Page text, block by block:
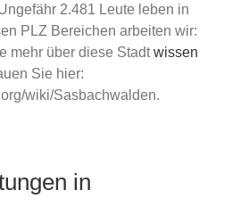
2.481 Leute leben in
PLZ Bereichen arbeiten wir:
mehr über diese Stadtwissen
Sie hier:
wiki/Sasbachwalden.
in